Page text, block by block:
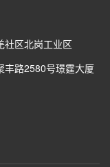
社区北岗工业区
丰路2580号璟霆大厦